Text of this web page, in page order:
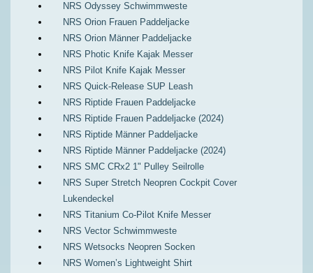
NRS Odyssey Schwimmweste
NRS Orion Frauen Paddeljacke
NRS Orion Männer Paddeljacke
NRS Photic Knife Kajak Messer
NRS Pilot Knife Kajak Messer
NRS Quick-Release SUP Leash
NRS Riptide Frauen Paddeljacke
NRS Riptide Frauen Paddeljacke (2024)
NRS Riptide Männer Paddeljacke
NRS Riptide Männer Paddeljacke (2024)
NRS SMC CRx2 1" Pulley Seilrolle
NRS Super Stretch Neopren Cockpit Cover
Lukendeckel
NRS Titanium Co-Pilot Knife Messer
NRS Vector Schwimmweste
NRS Wetsocks Neopren Socken
NRS Women’s Lightweight Shirt